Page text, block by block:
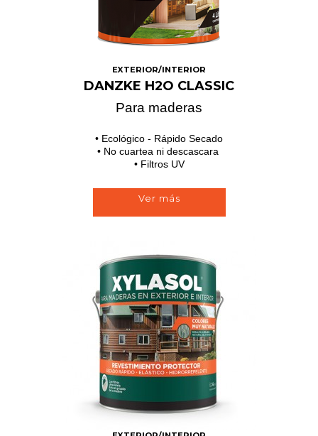
EXTERIOR/INTERIOR
DANZKE H2O CLASSIC
Para maderas
• Ecológico - Rápido Secado
• No cuartea ni descascara
• Filtros UV
Ver más